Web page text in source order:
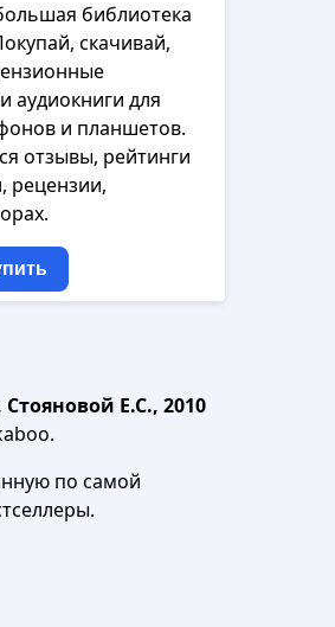
библиотека
скачивай,
аудиокниги для
и планшетов.
отзывы, рейтинги
рецензии,
Е.С., 2010
по самой